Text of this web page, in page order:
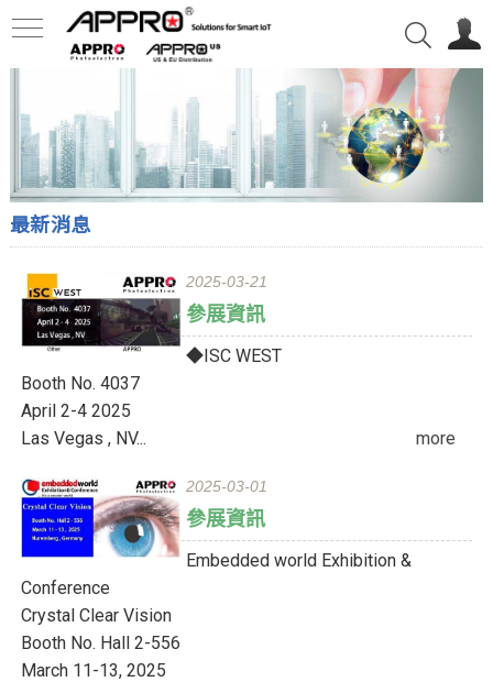
最新消息
2025-03-21
參展資訊
◆ISC WEST
Booth No. 4037
April 2-4 2025
Las Vegas , NV...
more
2025-03-01
參展資訊
Embedded world Exhibition &
Conference
Crystal Clear Vision
Booth No. Hall 2-556
March 11-13, 2025